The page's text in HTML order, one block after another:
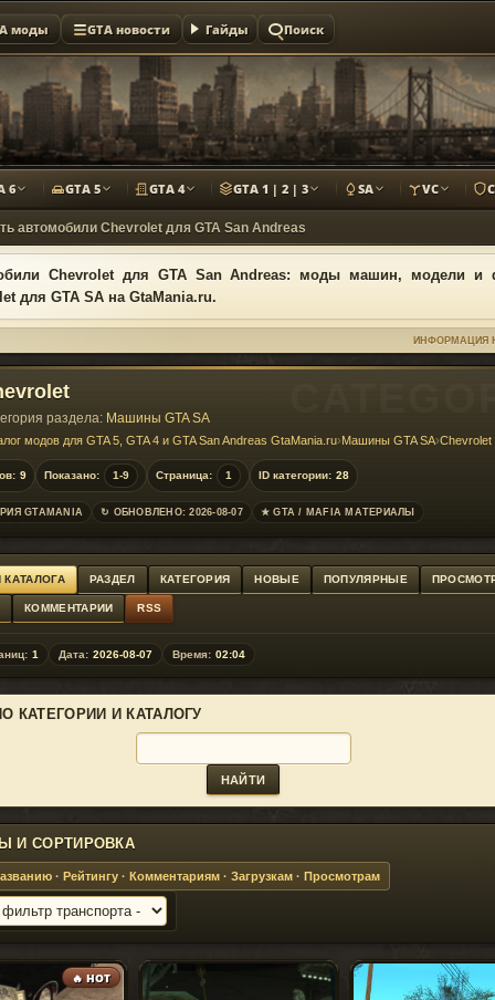
моды GTA новости Гайды Поиск
6 GTA 5 GTA 4 GTA 1 | 2 | 3 SA VC
автомобили Chevrolet для GTA San Andreas
Chevrolet для GTA San Andreas: моды машин, модели и
для GTA SA на GtaMania.ru.
ИНФОРМАЦИЯ
раздела: Машины GTA SA
модов для GTA 5, GTA 4 и GTA San Andreas GtaMania.ru›Машины GTA SA›Chevrolet
9 Показано: 1-9 Страница: 1 ID категории: 28
GTAMANIA ↻ ОБНОВЛЕНО: 2026-08-07 ★ GTA / MAFIA МАТЕРИАЛЫ
КАТАЛОГА РАЗДЕЛ КАТЕГОРИЯ НОВЫЕ ПОПУЛЯРНЫЕ
КОММЕНТАРИИ RSS
1 Дата: 2026-08-07 Время: 02:04
КАТЕГОРИИ И КАТАЛОГУ
И СОРТИРОВКА
· Рейтингу · Комментариям · Загрузкам · Просмотрам
🔥 HOT